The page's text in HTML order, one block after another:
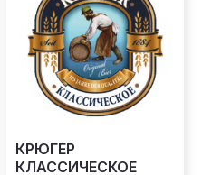
КРЮГЕР
КЛАССИЧЕСКОЕ